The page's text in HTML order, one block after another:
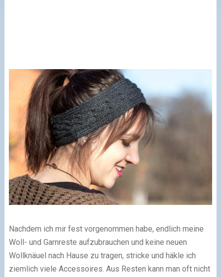
Nachdem ich mir fest vorgenommen habe, endlich meine
Woll- und Garnreste aufzubrauchen und keine neuen
Wollknäuel nach Hause zu tragen, stricke und häkle ich
ziemlich viele Accessoires. Aus Resten kann man oft nicht